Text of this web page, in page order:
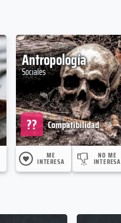
Antropología
Sociales
Compatibilidad
??
ME
INTERESA
NO ME
INTERESA